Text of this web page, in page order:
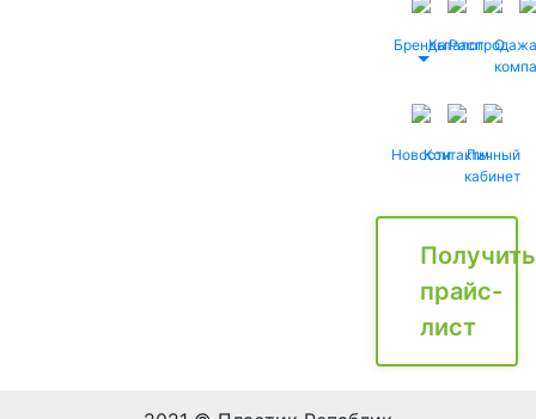
БрендыКаталог
Распродажа
О
НовостиКонтактыЛичный
кабинет
Получить
прайс-
лист